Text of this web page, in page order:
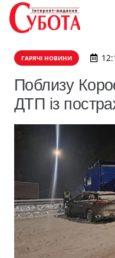
ГАРЯЧІ НОВИНИ
Поблизу
ДТП із